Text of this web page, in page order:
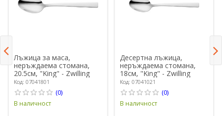
Лъжица за маса,
неръждаема стомана,
20.5см, "King" - Zwilling
Код: 07041801
(0)
В наличност
Десертна лъжица,
неръждаема стомана,
18см, "King" - Zwilling
Код: 07041021
(0)
В наличност